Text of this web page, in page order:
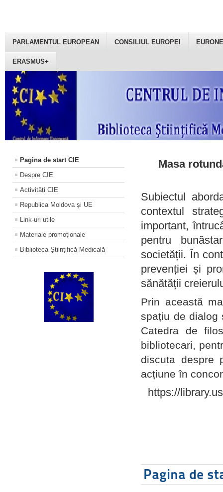
PARLAMENTUL EUROPEAN CONSILIUL EUROPEI
ERASMUS+
Pagina de start CIE
Despre CIE
Activități CIE
Republica Moldova și UE
Link-uri utile
Materiale promoţionale
Biblioteca Științifică Medicală
Masa
Subiectul
contextul
important,
pentru
societății. În
prevenției și
sănătății
Prin această
spațiu de dialog
Catedra de
bibliotecari,
discuta despre
acțiune în
https://
Pagina de